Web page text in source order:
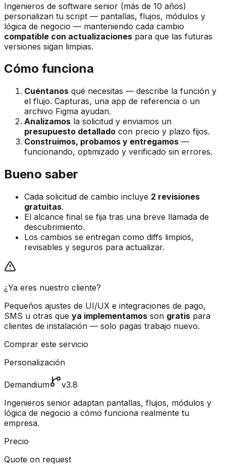
Ingenieros de software senior (más de 10 años)
personalizan tu script — pantallas, flujos, módulos y
lógica de negocio — manteniendo cada cambio
compatible con actualizaciones para que las futuras
versiones sigan limpias.
Cómo funciona
Cuéntanos qué necesitas — describe la función y
el flujo. Capturas, una app de referencia o un
archivo Figma ayudan.
Analizamos la solicitud y enviamos un
presupuesto detallado con precio y plazo fijos.
Construimos, probamos y entregamos —
funcionando, optimizado y verificado sin errores.
Bueno saber
Cada solicitud de cambio incluye 2 revisiones
gratuitas.
El alcance final se fija tras una breve llamada de
descubrimiento.
Los cambios se entregan como diffs limpios,
revisables y seguros para actualizar.
¿Ya eres nuestro cliente?
Pequeños ajustes de UI/UX e integraciones de pago,
SMS u otras que ya implementamos son gratis para
clientes de instalación — solo pagas trabajo nuevo.
Comprar este servicio
Personalización
Demandium
v3.8
Ingenieros senior adaptan pantallas, flujos, módulos y
lógica de negocio a cómo funciona realmente tu
empresa.
Precio
Quote on request